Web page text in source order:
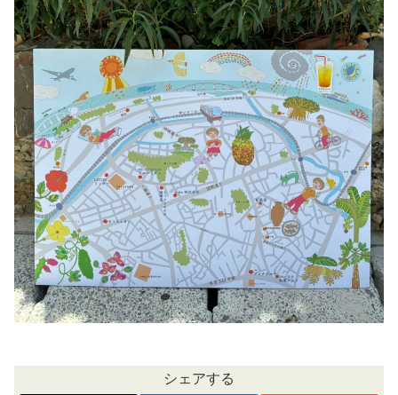
シェアする